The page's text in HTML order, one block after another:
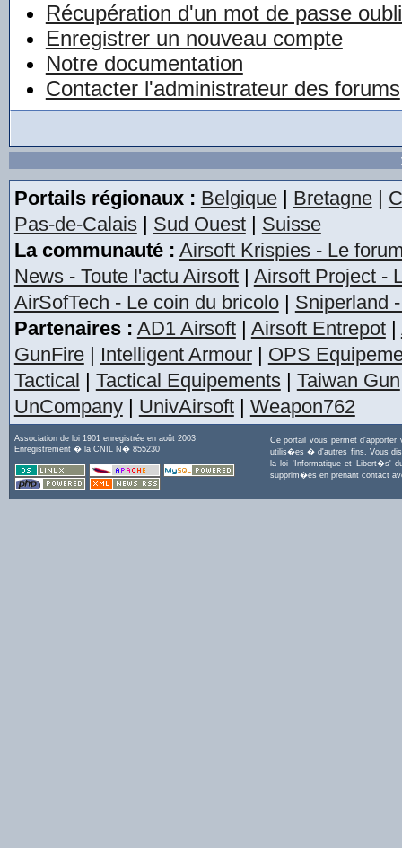
Récupération d'un mot de passe
Enregistrer un nouveau compte
Notre documentation
Contacter l'administrateur des forums
Portails régionaux : Belgique| Bretagne|
Pas-de-Calais| Sud Ouest| Suisse
La communauté : Airsoft Krispies - Le
News - Toute l'actu Airsoft| Airsoft Project -
AirSofTech - Le coin du bricolo| Sniperland
Partenaires : AD1 Airsoft| Airsoft Entrepot|
GunFire| Intelligent Armour| OPS
Tactical | Tactical Equipements| Taiwan Gun
UnCompany| UnivAirsoft| Weapon762
Association de loi 1901 enregistrée en août 2003
Enregistrement � la CNIL N� 855230
Ce portail vous permet
utilis�es � d'autres fins. Vous
la loi 'Informatique et Libert�s'
supprim�es en prenant contact